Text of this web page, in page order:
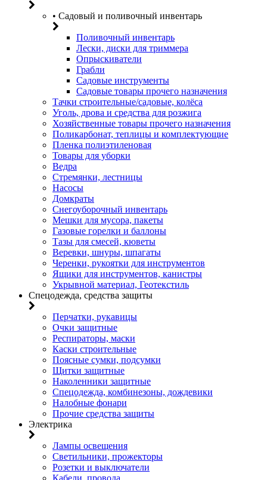
• Садовый и поливочный инвентарь
Поливочный инвентарь
Лески, диски для триммера
Опрыскиватели
Грабли
Садовые инструменты
Садовые товары прочего назначения
Тачки строительные/садовые, колёса
Уголь, дрова и средства для розжига
Хозяйственные товары прочего назначения
Поликарбонат, теплицы и комплектующие
Пленка полиэтиленовая
Товары для уборки
Ведра
Стремянки, лестницы
Насосы
Домкраты
Снегоуборочный инвентарь
Мешки для мусора, пакеты
Газовые горелки и баллоны
Тазы для смесей, кюветы
Веревки, шнуры, шпагаты
Черенки, рукоятки для инструментов
Ящики для инструментов, канистры
Укрывной материал, Геотекстиль
Спецодежда, средства защиты
Перчатки, рукавицы
Очки защитные
Респираторы, маски
Каски строительные
Поясные сумки, подсумки
Щитки защитные
Наколенники защитные
Спецодежда, комбинезоны, дождевики
Налобные фонари
Прочие средства защиты
Электрика
Лампы освещения
Светильники, прожекторы
Розетки и выключатели
Кабели, провода